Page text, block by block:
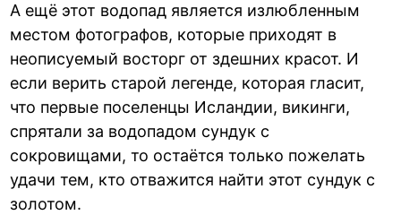
А ещё этот водопад является излюбленным
местом фотографов, которые приходят в
неописуемый восторг от здешних красот. И
если верить старой легенде, которая гласит,
что первые поселенцы Исландии, викинги,
спрятали за водопадом сундук с
сокровищами, то остаётся только пожелать
удачи тем, кто отважится найти этот сундук с
золотом.